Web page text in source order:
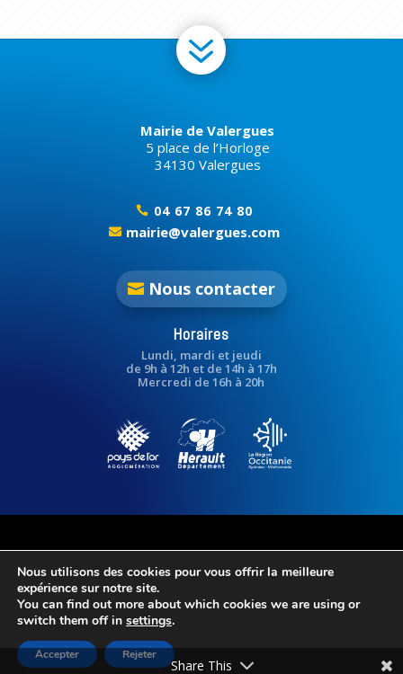
7
Mairie de Valergues
5 place de l’Horloge
34130 Valergues
 04 67 86 74 80
 mairie@valergues.com
Nous contacter
Horaires
Lundi, mardi et jeudi
de 9h à 12h et de 14h à 17h
Mercredi de 16h à 20h
© Commune de Valergues 2024 – Tous droits réservés
Nous utilisons des cookies pour vous offrir la meilleure
expérience sur notre site.
You can find out more about which cookies we are using or
switch them off in settings.
Accepter Rejeter
Share This